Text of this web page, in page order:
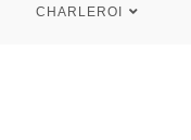
CHARLEROI